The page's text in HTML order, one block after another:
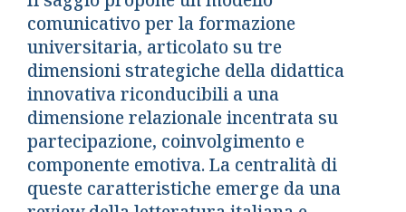
comunicativo per la formazione
universitaria, articolato su tre
dimensioni strategiche della didattica
innovativa riconducibili a una
dimensione relazionale incentrata su
partecipazione, coinvolgimento e
componente emotiva. La centralità di
queste caratteristiche emerge da una